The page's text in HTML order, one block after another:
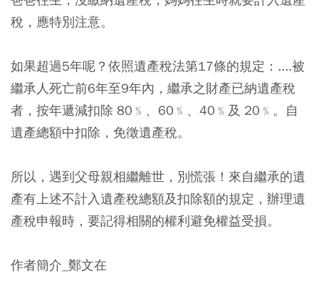
稅，應特別注意。
如果超過5年呢？依照遺產稅法第17條的規定：....被
繼承人死亡前6年至9年內，繼承之財產已納遺產稅
者，按年遞減扣除 80﹪、60﹪、40﹪及 20﹪。自
遺產總額中扣除，免徵遺產稅。
所以，遇到父母親相繼離世，別慌張！來自繼承的遺
產有上述不計入遺產稅總額及扣除額的規定，辦理遺
產稅申報時，要記得相關的權利避免權益受損。
作者簡介_鄭文在